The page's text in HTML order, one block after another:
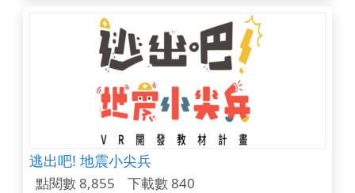
逃出吧! 地震小尖兵
點閱數 8,855 下載數 840